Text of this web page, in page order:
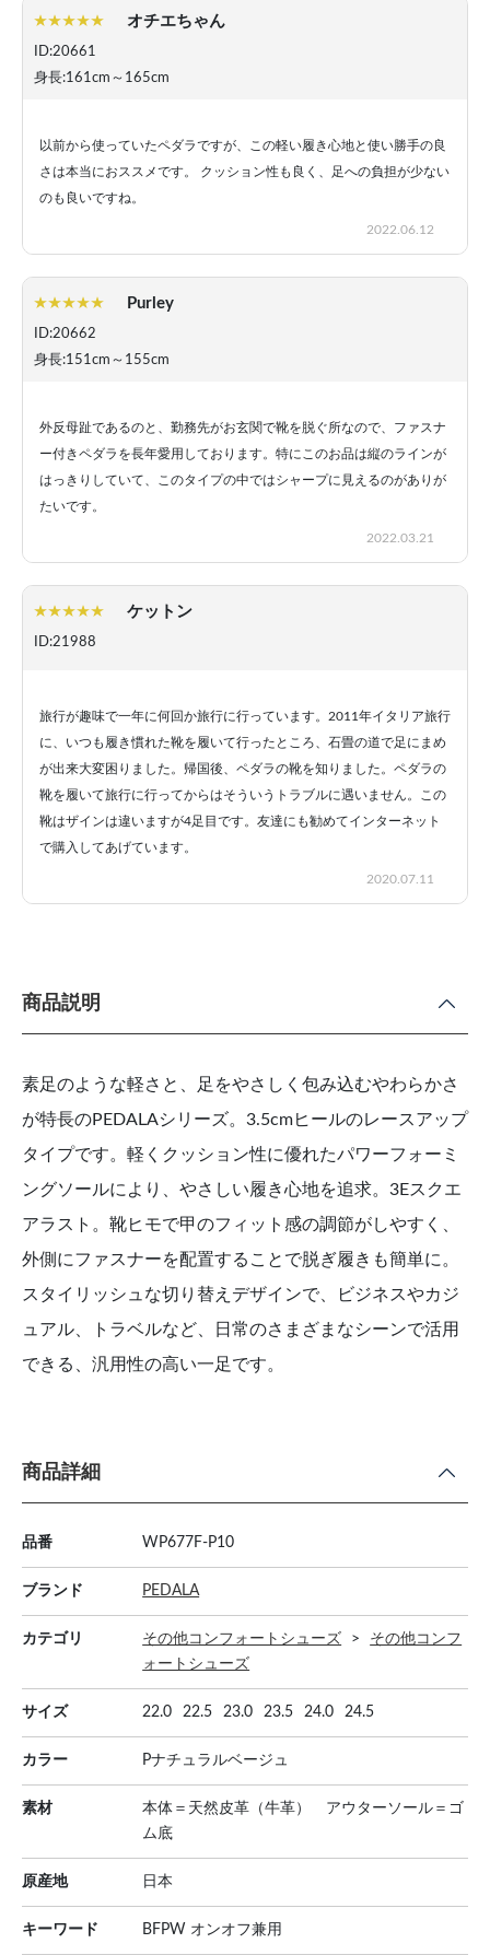
オチエちゃん
ID:20661
身長:161cm～165cm
以前から使っていたペダラですが、この軽い履き心地と使い勝手の良
さは本当におススメです。 クッション性も良く、足への負担が少ない
のも良いですね。
2022.06.12
Purley
ID:20662
身長:151cm～155cm
外反母趾であるのと、勤務先がお玄関で靴を脱ぐ所なので、ファスナ
ー付きペダラを長年愛用しております。特にこのお品は縦のラインが
はっきりしていて、このタイプの中ではシャープに見えるのがありが
たいです。
2022.03.21
ケットン
ID:21988
旅行が趣味で一年に何回か旅行に行っています。2011年イタリア旅行
に、いつも履き慣れた靴を履いて行ったところ、石畳の道で足にまめ
が出来大変困りました。帰国後、ペダラの靴を知りました。ペダラの
靴を履いて旅行に行ってからはそういうトラブルに遇いません。この
靴はザインは違いますが4足目です。友達にも勧めてインターネット
で購入してあげています。
2020.07.11
商品説明
素足のような軽さと、足をやさしく包み込むやわらかさ
が特長のPEDALAシリーズ。3.5cmヒールのレースアップ
タイプです。軽くクッション性に優れたパワーフォーミ
ングソールにより、やさしい履き心地を追求。3Eスクエ
アラスト。靴ヒモで甲のフィット感の調節がしやすく、
外側にファスナーを配置することで脱ぎ履きも簡単に。
スタイリッシュな切り替えデザインで、ビジネスやカジ
ュアル、トラベルなど、日常のさまざまなシーンで活用
できる、汎用性の高い一足です。
商品詳細
品番 WP677F-P10
ブランド PEDALA
カテゴリ その他コンフォートシューズ
その他コンフ
ォートシューズ
サイズ 22.0 22.5 23.0 23.5 24.0 24.5
カラー Pナチュラルベージュ
素材
本体＝天然皮革（牛革） アウターソール＝ゴ
ム底
原産地 日本
キーワード BFPW オンオフ兼用